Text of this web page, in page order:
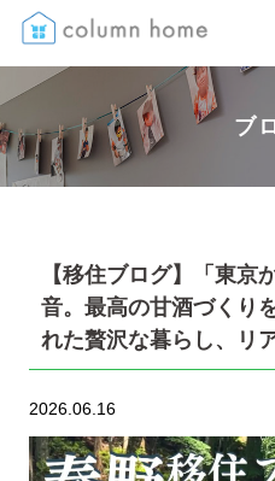
ブ
【移住ブログ】「東京
音。最高の甘酒づくり
れた贅沢な暮らし、リ
2026.06.16